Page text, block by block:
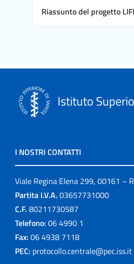
Riassunto del progetto
Istituto
I NOSTRI CONTATTI
Viale Regina Elena 299, 00161 –
Partita I.V.A. 03657731000
C.F. 80211730587
Telefono: 06 4990 1
Fax: 06 4938 7118
PEC: protocollo.centrale@pec.iss.it